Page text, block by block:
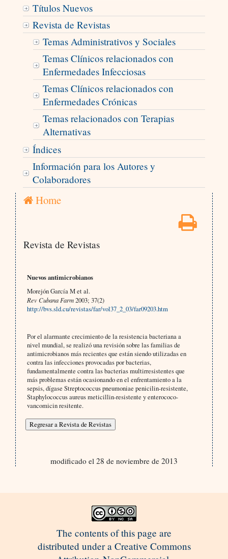
Títulos Nuevos
Revista de Revistas
Temas Administrativos y Sociales
Temas Clínicos relacionados con
Enfermedades Infecciosas
Temas Clínicos relacionados con
Enfermedades Crónicas
Temas relacionados con Terapias
Alternativas
Índices
Información para los Autores y
Colaboradores
Home
Revista de Revistas
Nuevos antimicrobianos
Morejón García M et al.
Rev Cubana Farm2003; 37(2)
http://bvs.sld.cu/revistas/far/vol37_2_03/far09203.htm
Por el alarmante crecimiento de la resistencia bacteriana a
nivel mundial, se realizó una revisión sobre las familias de
antimicrobianos más recientes que están siendo utilizadas en
contra las infecciones provocadas por bacterias,
fundamentalmente contra las bacterias multirresistentes que
más problemas están ocasionando en el enfrentamiento a la
sepsis, dígase Streptococcus pneumoniae penicilin-resistente,
Staphylococcus aureus meticillin-resistente y enterococo-
vancomicin resitente.
modificado el 28 de noviembre de 2013
The contents of this page are
distributed under a Creative Commons